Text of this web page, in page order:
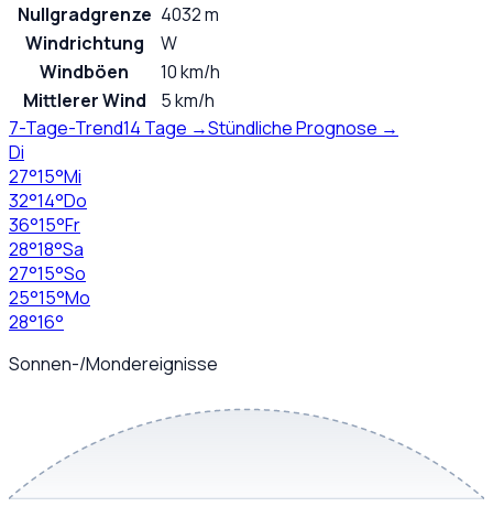
Nullgradgrenze 4032 m
Windrichtung
W
Windböen
10 km/h
Mittlerer Wind
5 km/h
7-Tage-Trend14 Tage →Stündliche Prognose →
Di
27°15°Mi
32°14°Do
36°15°Fr
28°18°Sa
27°15°So
25°15°Mo
28°16°
Sonnen-/Mondereignisse